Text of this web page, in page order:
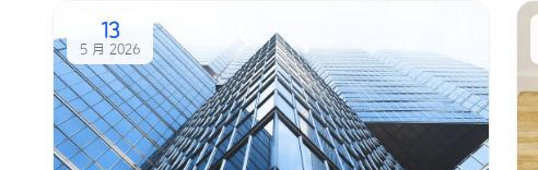
13
5 月 2026